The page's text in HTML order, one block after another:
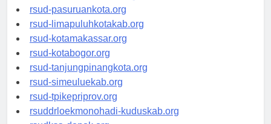
rsucnd-acehbaratkab.org
rsud-pasuruankota.org
rsud-limapuluhkotakab.org
rsud-kotamakassar.org
rsud-kotabogor.org
rsud-tanjungpinangkota.org
rsud-simeuluekab.org
rsud-tpikepriprov.org
rsuddrloekmonohadi-kuduskab.org